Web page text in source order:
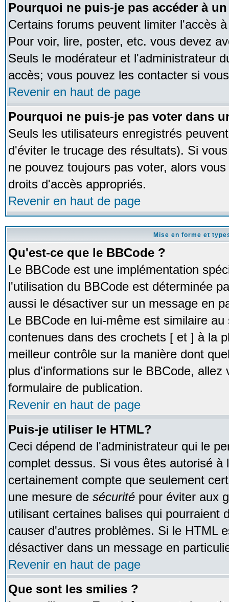
Pourquoi ne puis-je pas accéder à
Certains forums peuvent limiter l'accès
Pour voir, lire, poster, etc. vous devez
Seuls le modérateur et l'administrateur
accès; vous pouvez les contacter si
Revenir en haut de page
Pourquoi ne puis-je pas voter dans
Seuls les utilisateurs enregistrés
d'éviter le trucage des résultats). Si
ne pouvez toujours pas voter, alors
droits d'accès appropriés.
Revenir en haut de page
Mise en forme et
Qu'est-ce que le BBCode ?
Le BBCode est une implémentation
l'utilisation du BBCode est déterminée
aussi le désactiver sur un message en
Le BBCode en lui-même est similaire
contenues dans des crochets [ et ] à la
meilleur contrôle sur la manière dont
plus d'informations sur le BBCode,
formulaire de publication.
Revenir en haut de page
Puis-je utiliser le HTML?
Ceci dépend de l'administrateur qui le
complet dessus. Si vous êtes autorisé à
certainement compte que seulement
une mesure de sécurité pour éviter aux
utilisant certaines balises qui pourraient
causer d'autres problèmes. Si le HTML
désactiver dans un message en
Revenir en haut de page
Que sont les smilies ?